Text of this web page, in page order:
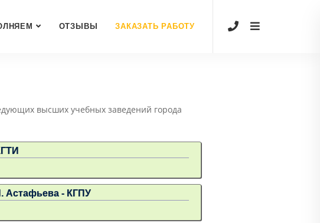
ОТЗЫВЫ ЗАКАЗАТЬ РАБОТУ
высших учебных заведений города
Астафьева - КГПУ